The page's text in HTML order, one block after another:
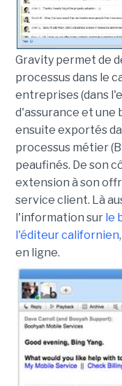
Gravity permet de
processus dans le
entreprises (dans
d'assurance et une
ensuite exportés
processus métier
peaufinés. De son
extension à son
service client. Là
l'information sur le
l'éditeur californien
en ligne.